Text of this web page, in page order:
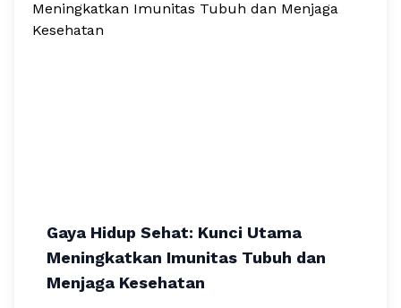
Gaya Hidup Sehat: Kunci Utama
Meningkatkan Imunitas Tubuh dan
Menjaga Kesehatan